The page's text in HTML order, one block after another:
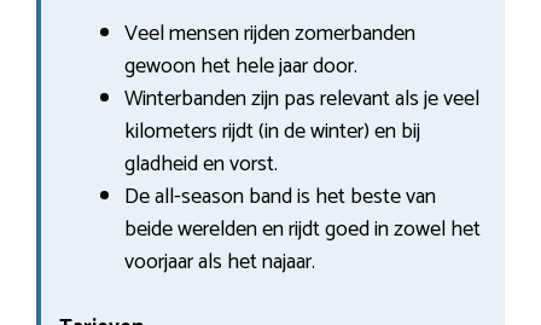
Veel mensen rijden zomerbanden
gewoon het hele jaar door.
Winterbanden zijn pas relevant als je veel
kilometers rijdt (in de winter) en bij
gladheid en vorst.
De all-season band is het beste van
beide werelden en rijdt goed in zowel het
voorjaar als het najaar.